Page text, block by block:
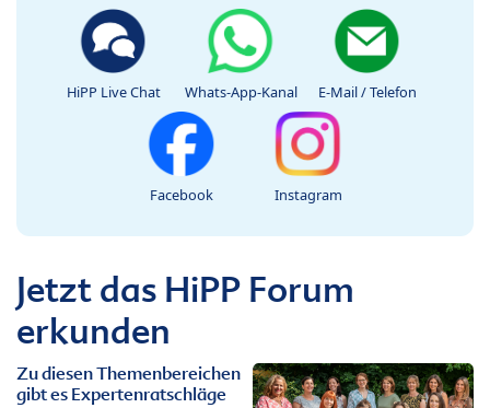
HiPP Live Chat Whats-App-Kanal E-Mail / Telefon
Facebook Instagram
Jetzt das HiPP Forum
erkunden
Zu diesen Themenbereichen
gibt es Expertenratschläge